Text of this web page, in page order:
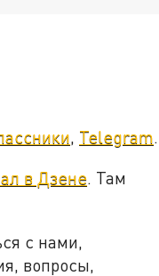
, Telegram.
в Дзене. Там
с нами,
вопросы,